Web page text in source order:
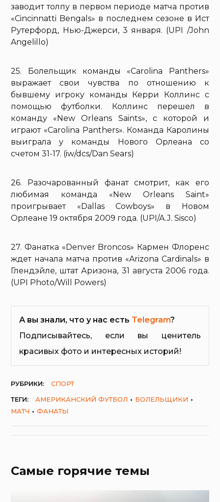
заводит толпу в первом периоде матча против
«Cincinnatti Bengals» в последнем сезоне в Ист
Рутерфорд, Нью-Джерси, 3 января. (UPI /John
Angelillo)
25. Болельщик команды «Сarolina Panthers»
выражает свои чувства по отношению к
бывшему игроку команды Керри Коллинс с
помощью футболки. Коллинс перешел в
команду «New Orleans Saints», с которой и
играют «Сarolina Panthers». Команда Каролины
выиграла у команды Нового Орлеана со
счетом 31-17. (iw/dcs/Dan Sears)
26. Разочарованный фанат смотрит, как его
любимая команда «New Orleans Saint»
проигрывает «Dallas Cowboys» в Новом
Орлеане 19 октября 2009 года. (UPI/A.J. Sisco)
27. Фанатка «Denver Broncos» Кармен Флоренс
ждет начала матча против «Arizona Cardinals» в
Глендэйле, штат Аризона, 31 августа 2006 года.
(UPI Photo/Will Powers)
А вы знали, что у нас есть Telegram?
Подписывайтесь, если вы ценитель
красивых фото и интересных историй!
РУБРИКИ:
СПОРТ
ТЕГИ:
АМЕРИКАНСКИЙ ФУТБОЛ
БОЛЕЛЬЩИКИ
МАТЧ
ФАНАТЫ
Самые горячие темы